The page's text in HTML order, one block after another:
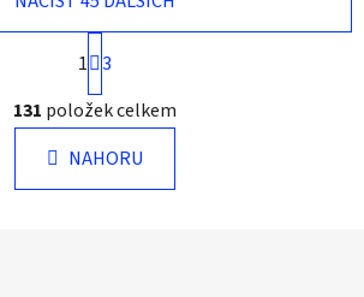
O
v
á
d
S
t
r
á
n
k
1 3
131 položek celkem
NAHORU